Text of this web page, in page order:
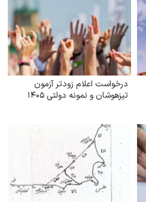
درخواست اعلام زودتر آزمون
تیزهوشان و نمونه دولتی ۱۴۰۵